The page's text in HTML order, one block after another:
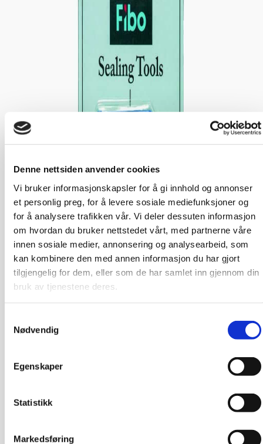
Denne nettsiden anvender cookies
Vi bruker informasjonskapsler for å gi innhold og annonser
et personlig preg, for å levere sosiale mediefunksjoner og
for å analysere trafikken vår. Vi deler dessuten informasjon
om hvordan du bruker nettstedet vårt, med partnerne våre
innen sosiale medier, annonsering og analysearbeid, som
kan kombinere den med annen informasjon du har gjort
tilgjengelig for dem, eller som de har samlet inn gjennom din
bruk av tjenestene deres.
Nødvendig
Egenskaper
Statistikk
Markedsføring